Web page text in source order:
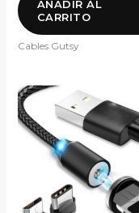
AÑADIR AL
CARRITO
Cables Gutsy
El
precio
original
era:
$80.00.
precio
actual
es:
$60.00.